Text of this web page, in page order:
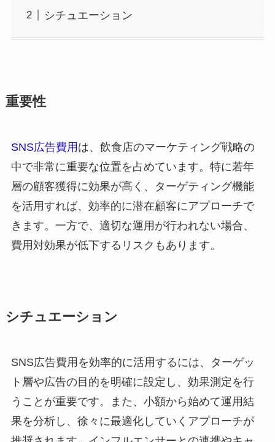
シチュエーション
重要性
SNS広告費用 は、飲食店のマーケティング戦略の
中で非常に重要な位置を占めています。特に若年
層の顧客獲得に効果が高く、ターゲティング機能
を活用すれば、効率的に潜在顧客にアプローチで
きます。一方で、適切な運用が行われない場合、
費用対効果が低下するリスクもあります。
シチュエーション
SNS広告費用を効率的に活用するには、ターゲッ
ト層や広告の目的を明確に設定し、効果測定を行
うことが重要です。また、小額から始めて運用結
果を分析し、徐々に最適化していくアプローチが